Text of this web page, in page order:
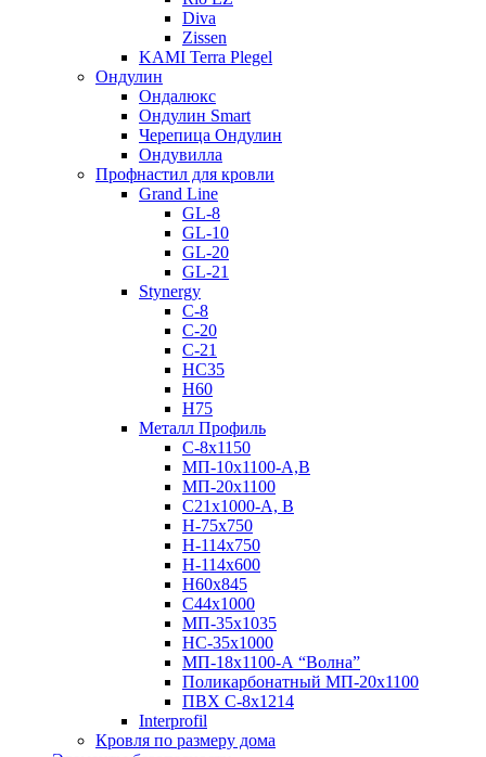
Diva
Zissen
KAMI Terra Plegel
Ондулин
Ондалюкс
Ондулин Smart
Черепица Ондулин
Ондувилла
Профнастил для кровли
Grand Line
GL-8
GL-10
GL-20
GL-21
Stynergy
C-8
C-20
C-21
НС35
Н60
H75
Металл Профиль
С-8х1150
МП-10x1100-А,В
МП-20х1100
С21х1000-А, В
H-75х750
Н-114х750
Н-114х600
Н60х845
С44х1000
МП-35х1035
НС-35х1000
МП-18х1100-А “Волна”
Поликарбонатный МП-20х1100
ПВХ С-8х1214
Interprofil
Кровля по размеру дома